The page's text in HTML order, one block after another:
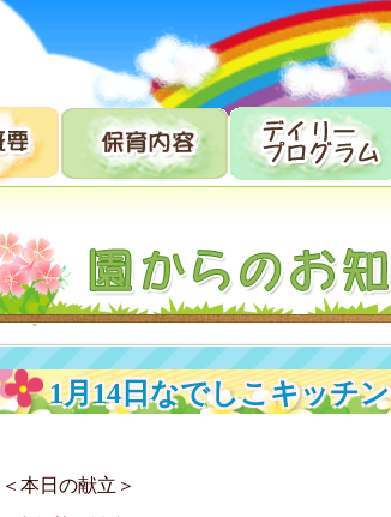
1月14日なでしこキッチン
＜本日の献立＞